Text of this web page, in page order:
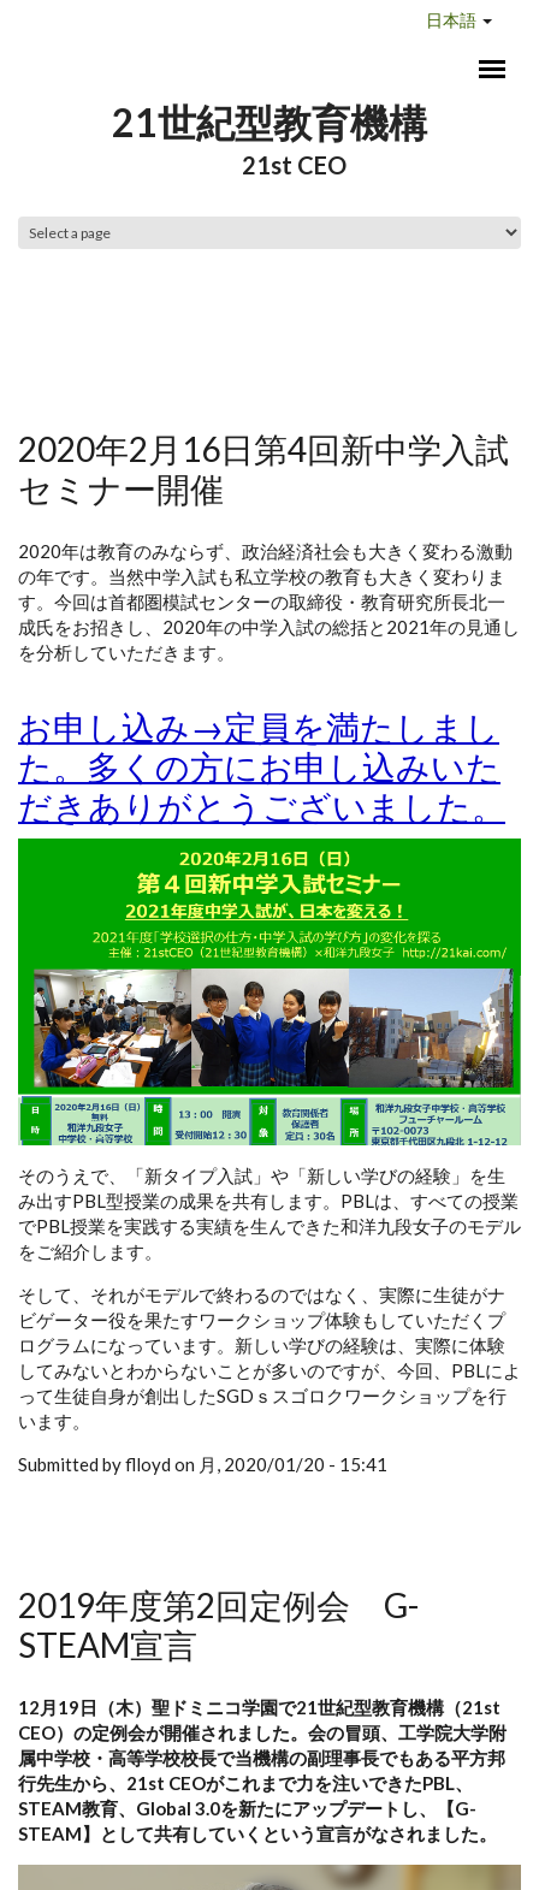
日本語
21世紀型教育機構
21st CEO
2020年2月16日第4回新中学入試
セミナー開催
2020年は教育のみならず、政治経済社会も大きく変わる激動
の年です。当然中学入試も私立学校の教育も大きく変わりま
す。今回は首都圏模試センターの取締役・教育研究所長北一
成氏をお招きし、2020年の中学入試の総括と2021年の見通し
を分析していただきます。
お申し込み→定員を満たしまし
た。多くの方にお申し込みいた
だきありがとうございました。
そのうえで、「新タイプ入試」や「新しい学びの経験」を生
み出すPBL型授業の成果を共有します。PBLは、すべての授業
でPBL授業を実践する実績を生んできた和洋九段女子のモデル
をご紹介します。
そして、それがモデルで終わるのではなく、実際に生徒がナ
ビゲーター役を果たすワークショップ体験もしていただくプ
ログラムになっています。新しい学びの経験は、実際に体験
してみないとわからないことが多いのですが、今回、PBLによ
って生徒自身が創出したSGDｓスゴロクワークショップを行
います。
Submitted by flloyd on 月, 2020/01/20 - 15:41
2019年度第2回定例会 G-
STEAM宣言
12月19日（木）聖ドミニコ学園で21世紀型教育機構（21st
CEO）の定例会が開催されました。会の冒頭、工学院大学附
属中学校・高等学校校長で当機構の副理事長でもある平方邦
行先生から、21st CEOがこれまで力を注いできたPBL、
STEAM教育、Global 3.0を新たにアップデートし、【G-
STEAM】として共有していくという宣言がなされました。